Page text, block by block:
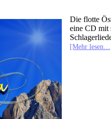
Die flotte
eine CD mit
[Mehr